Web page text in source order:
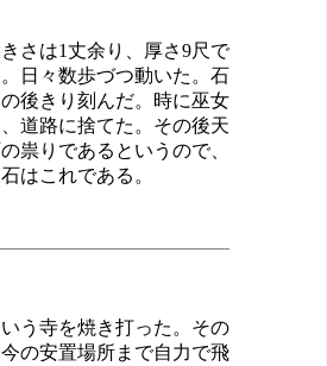
さは1丈余り、厚さ9尺で
日々数歩づつ動いた。石
後きり刻んだ。時に巫女
道路に捨てた。その後天
祟りであるというので、
はこれである。
う寺を焼き打った。その
の安置場所まで自力で飛